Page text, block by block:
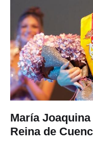
María
Reina de